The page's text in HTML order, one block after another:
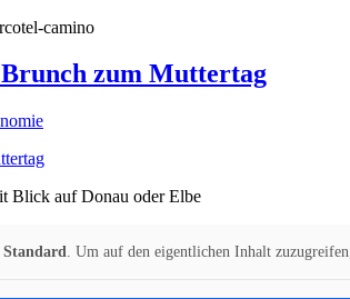
camino
zum Muttertag
Blick auf Donau oder Elbe
Standard. Um auf den eigentlichen Inhalt